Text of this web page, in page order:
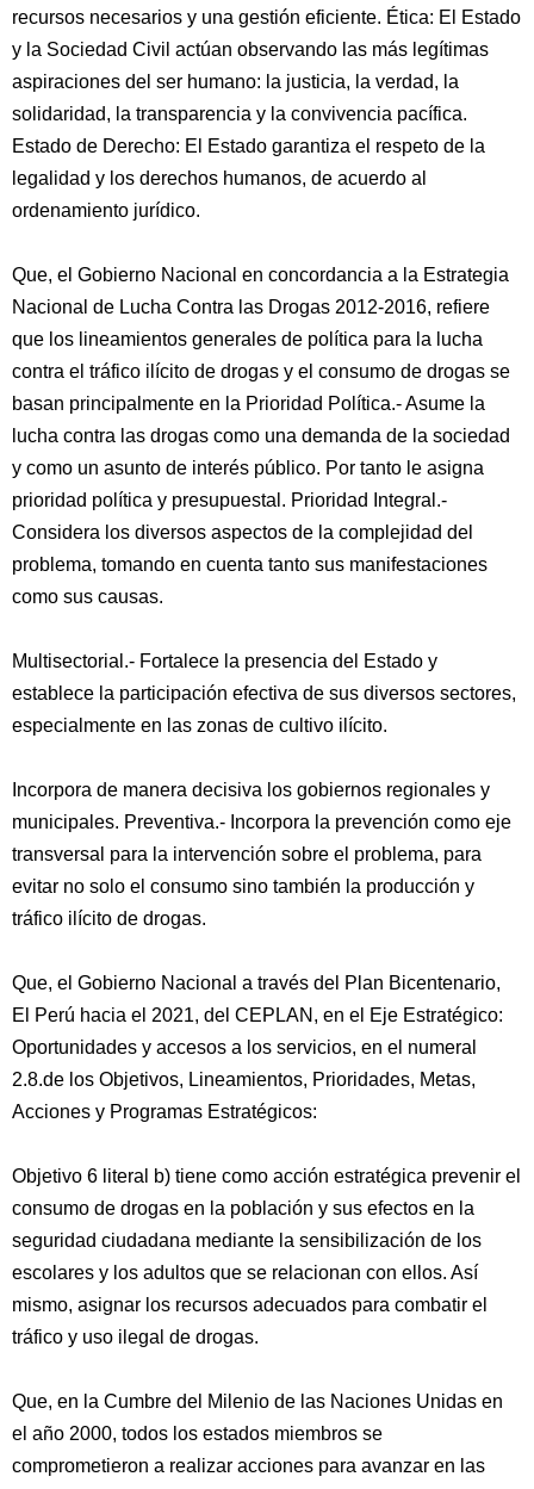
recursos necesarios y una gestión eficiente. Ética: El Estado
y la Sociedad Civil actúan observando las más legítimas
aspiraciones del ser humano: la justicia, la verdad, la
solidaridad, la transparencia y la convivencia pacífica.
Estado de Derecho: El Estado garantiza el respeto de la
legalidad y los derechos humanos, de acuerdo al
ordenamiento jurídico.
Que, el Gobierno Nacional en concordancia a la Estrategia
Nacional de Lucha Contra las Drogas 2012-2016, refiere
que los lineamientos generales de política para la lucha
contra el tráfico ilícito de drogas y el consumo de drogas se
basan principalmente en la Prioridad Política.- Asume la
lucha contra las drogas como una demanda de la sociedad
y como un asunto de interés público. Por tanto le asigna
prioridad política y presupuestal. Prioridad Integral.-
Considera los diversos aspectos de la complejidad del
problema, tomando en cuenta tanto sus manifestaciones
como sus causas.
Multisectorial.- Fortalece la presencia del Estado y
establece la participación efectiva de sus diversos sectores,
especialmente en las zonas de cultivo ilícito.
Incorpora de manera decisiva los gobiernos regionales y
municipales. Preventiva.- Incorpora la prevención como eje
transversal para la intervención sobre el problema, para
evitar no solo el consumo sino también la producción y
tráfico ilícito de drogas.
Que, el Gobierno Nacional a través del Plan Bicentenario,
El Perú hacia el 2021, del CEPLAN, en el Eje Estratégico:
Oportunidades y accesos a los servicios, en el numeral
2.8.de los Objetivos, Lineamientos, Prioridades, Metas,
Acciones y Programas Estratégicos:
Objetivo 6 literal b) tiene como acción estratégica prevenir el
consumo de drogas en la población y sus efectos en la
seguridad ciudadana mediante la sensibilización de los
escolares y los adultos que se relacionan con ellos. Así
mismo, asignar los recursos adecuados para combatir el
tráfico y uso ilegal de drogas.
Que, en la Cumbre del Milenio de las Naciones Unidas en
el año 2000, todos los estados miembros se
comprometieron a realizar acciones para avanzar en las